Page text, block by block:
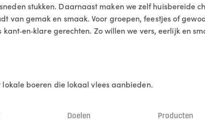
stukken. Daarnaast maken we zelf huisbereide
van gemak en smaak. Voor groepen, feestjes of
gerechten. Zo willen we vers, eerlijk en
boeren die lokaal vlees aanbieden.
Doelen Producten